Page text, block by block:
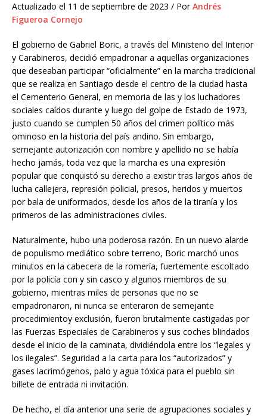
Actualizado el 11 de septiembre de 2023 / PorAndrés
Figueroa Cornejo
El gobierno de Gabriel Boric, a través del Ministerio del Interior
y Carabineros, decidió empadronar a aquellas organizaciones
que deseaban participar “oficialmente” en la marcha tradicional
que se realiza en Santiago desde el centro de la ciudad hasta
el Cementerio General, en memoria de las y los luchadores
sociales caídos durante y luego del golpe de Estado de 1973,
justo cuando se cumplen 50 años del crimen político más
ominoso en la historia del país andino. Sin embargo,
semejante autorización con nombre y apellido no se había
hecho jamás, toda vez que la marcha es una expresión
popular que conquistó su derecho a existir tras largos años de
lucha callejera, represión policial, presos, heridos y muertos
por bala de uniformados, desde los años de la tiranía y los
primeros de las administraciones civiles.
Naturalmente, hubo una poderosa razón. En un nuevo alarde
de populismo mediático sobre terreno, Boric marchó unos
minutos en la cabecera de la romería, fuertemente escoltado
por la policía con y sin casco y algunos miembros de su
gobierno, mientras miles de personas que no se
empadronaron, ni nunca se enteraron de semejante
procedimientoy exclusión, fueron brutalmente castigadas por
las Fuerzas Especiales de Carabineros y sus coches blindados
desde el inicio de la caminata, dividiéndola entre los “legales y
los ilegales”. Seguridad a la carta para los “autorizados” y
gases lacrimógenos, palo y agua tóxica para el pueblo sin
billete de entrada ni invitación.
De hecho, el día anterior una serie de agrupaciones sociales y